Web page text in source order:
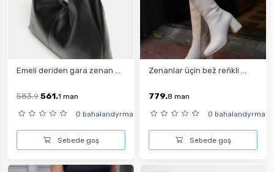
Emeli deriden gara zenan ...
583.9 561.1 man
0 bahalandyrma
Sebede goş
Zenanlar üçin bež reňkli ...
779.8 man
0 bahalandyrma
Sebede goş